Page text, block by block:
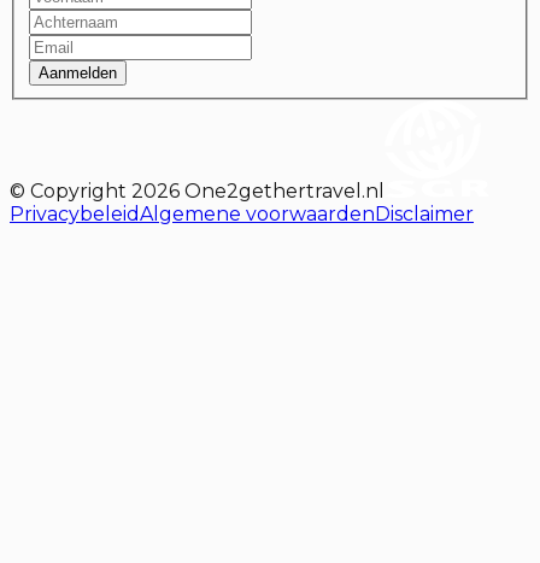
Aanmelden
© Copyright 2026 One2gethertravel.nl
PrivacybeleidAlgemene voorwaardenDisclaimer